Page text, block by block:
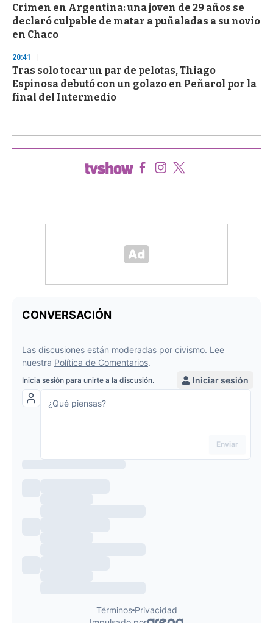
Crimen en Argentina: una joven de 29 años se
declaró culpable de matar a puñaladas a su novio
en Chaco
20:41
Tras solo tocar un par de pelotas, Thiago
Espinosa debutó con un golazo en Peñarol por la
final del Intermedio